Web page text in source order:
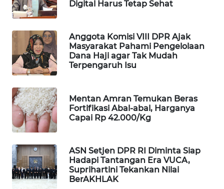
Digital Harus Tetap Sehat
Anggota Komisi VIII DPR Ajak
Masyarakat Pahami Pengelolaan
Dana Haji agar Tak Mudah
Terpengaruh Isu
Mentan Amran Temukan Beras
Fortifikasi Abal-abal, Harganya
Capai Rp 42.000/Kg
ASN Setjen DPR RI Diminta Siap
Hadapi Tantangan Era VUCA,
Suprihartini Tekankan Nilai
BerAKHLAK
TV
WAHANANEWS
ID
WAHANANEWS
CO ID
NET
WAHANA
SPORT